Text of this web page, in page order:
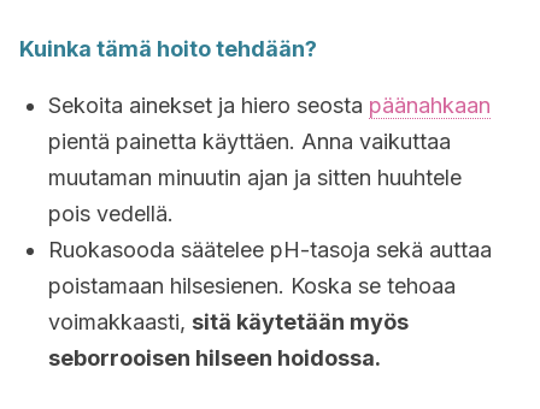
Kuinka tämä hoito tehdään?
Sekoita ainekset ja hiero seosta päänahkaan
pientä painetta käyttäen. Anna vaikuttaa
muutaman minuutin ajan ja sitten huuhtele
pois vedellä.
Ruokasooda säätelee pH-tasoja sekä auttaa
poistamaan hilsesienen. Koska se tehoaa
voimakkaasti, sitä käytetään myös
seborrooisen hilseen hoidossa.